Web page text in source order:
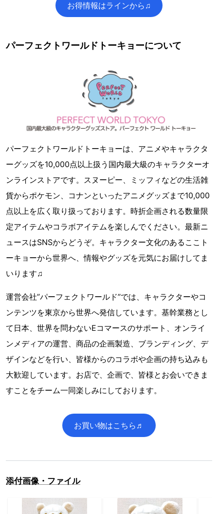
お得情報はラインから♫
パーフェクトワールドトーキョーについて
パーフェクトワールドトーキョーは、アニメやキャラクタ
ーグッズを10,000点以上扱う国内最大級のキャラクターオ
ンラインストアです。スヌーピー、ミッフィなどの生活雑
貨からポケモン、コナンといったアニメグッズまで10,000
点以上を広く取り扱っております。時折企画される数量限
定アイテムやコラボアイテムを楽しんでください。最新ニ
ュースはSNSからどうぞ。キャラクター文化のあるここト
ーキョーから世界へ、情報やグッズを元気にお届けしてま
いります♫
運営会社”パーフェクトワールド”では、キャラクターやコ
ンテンツを東京から世界へ発信しています。基幹業務とし
て日本、世界を問わないEコマースのサポート、オンライ
ンメディアの運営、商品の企画製造、ブランディング、デ
ザインなどを行い、皆様からのコラボや企画の持ち込みも
大歓迎しています。お店で、企画で、皆様とお会いできま
すことをチーム一同楽しみにしております。
お買い物はこちら♬
添付画像・ファイル